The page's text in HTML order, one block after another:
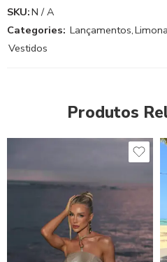
SKU:N / A
Categories: Lançamentos,
Vestidos
Produtos